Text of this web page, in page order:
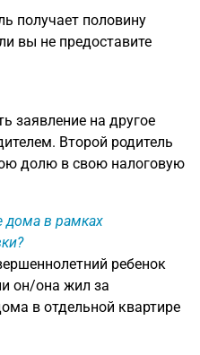
получает половину
вы не предоставите
заявление на другое
Второй родитель
долю в свою налоговую
дома в рамках
ребенок
он/она жил за
в отдельной квартире